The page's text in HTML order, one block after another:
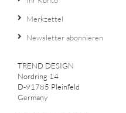
Merkzettel
Newsletter abonnieren
TREND DESIGN
Nordring 14
D-91785 Pleinfeld
Germany